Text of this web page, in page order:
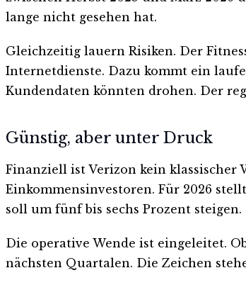
lange nicht gesehen hat.
Gleichzeitig lauern Risiken. Der
Internetdienste. Dazu kommt ein
Kundendaten könnten drohen. Der
Günstig, aber unter Druck
Finanziell ist Verizon kein klassischer
Einkommensinvestoren. Für 2026
soll um fünf bis sechs Prozent steigen.
Die operative Wende ist eingeleitet.
nächsten Quartalen. Die Zeichen